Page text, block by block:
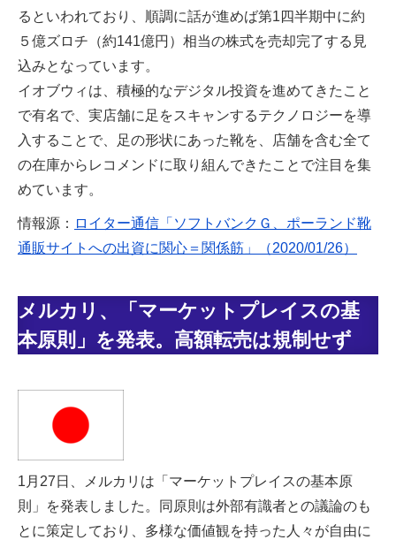
るといわれており、順調に話が進めば第1四半期中に約
５億ズロチ（約141億円）相当の株式を売却完了する見
込みとなっています。
イオブウィは、積極的なデジタル投資を進めてきたこと
で有名で、実店舗に足をスキャンするテクノロジーを導
入することで、足の形状にあった靴を、店舗を含む全て
の在庫からレコメンドに取り組んできたことで注目を集
めています。
情報源： ロイター通信「ソフトバンクＧ、ポーランド靴
通販サイトへの出資に関心＝関係筋」（2020/01/26）
メルカリ、「マーケットプレイスの基
本原則」を発表。高額転売は規制せず
1月27日、メルカリは「マーケットプレイスの基本原
則」を発表しました。同原則は外部有識者との議論のも
とに策定しており、多様な価値観を持った人々が自由に